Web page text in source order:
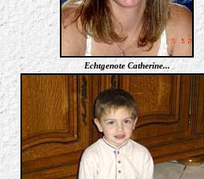
Echtgenote Catherine...